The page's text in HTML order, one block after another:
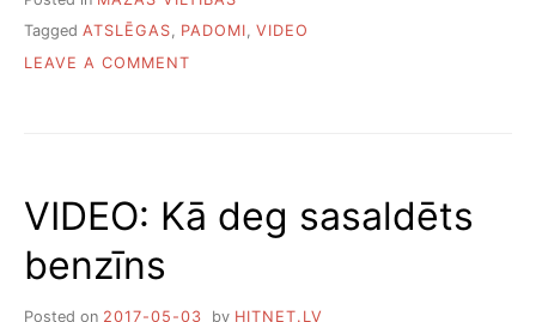
Tagged ATSLĒGAS, PADOMI, VIDEO
LEAVE A COMMENT
VIDEO: Kā deg sasaldēts
benzīns
Posted on 2017-05-03 by HITNET.LV